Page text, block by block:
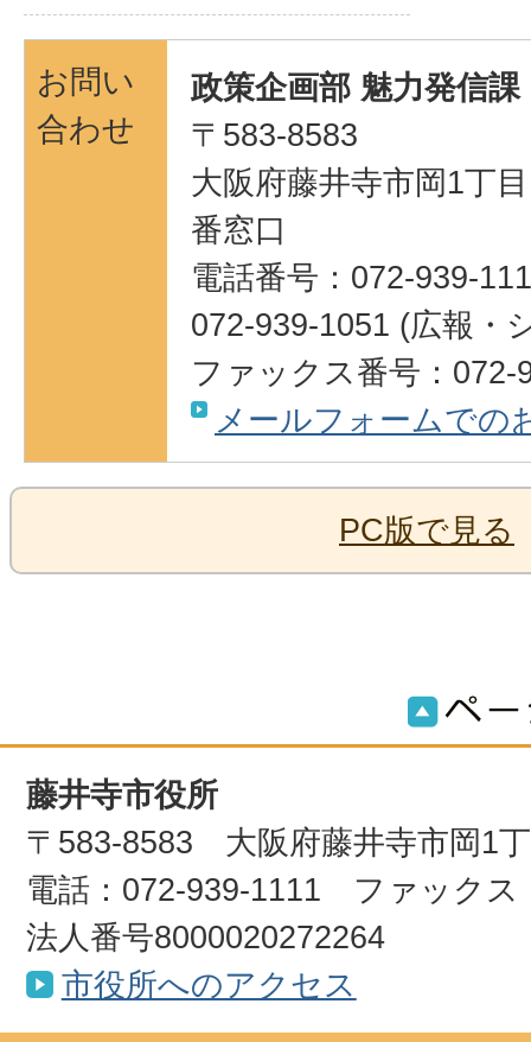
お問い
合わせ
政策企画部 魅力発信課
〒583-8583
大阪府藤井寺市岡1丁
番窓口
電話番号：072-939-
072-939-1051 (広報・
ファックス番号：072-
メールフォームでの
PC版で見る
藤井寺市役所
〒583-8583 大阪府藤井寺市岡1
電話：072-939-1111 ファックス
法人番号8000020272264
市役所へのアクセス